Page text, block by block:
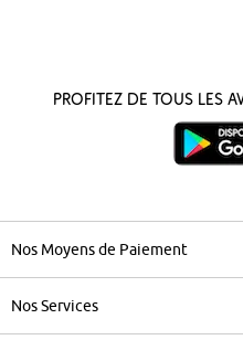
Profitez de tous les
Nos Moyens de Paiement
Nos Services